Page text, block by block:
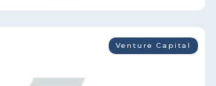
Venture Capital